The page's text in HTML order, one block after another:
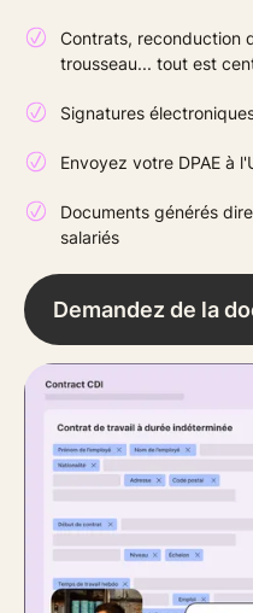
Contrats, reconduction
trousseau... tout est
Signatures
Envoyez votre DPAE à
Documents générés
salariés
Demandez de la